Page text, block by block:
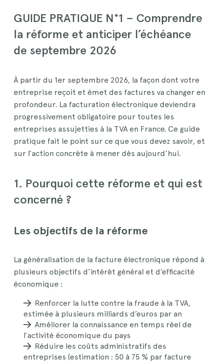
e
ê
l
e
f
r
GUIDE PRATIQUE N°1 – Comprendre
la réforme et anticiper l’échéance
de septembre 2026
À partir du 1er septembre 2026, la façon dont votre
entreprise reçoit et émet des factures va changer en
profondeur. La facturation électronique deviendra
progressivement obligatoire pour toutes les
entreprises assujetties à la TVA en France. Ce guide
pratique fait le point sur ce que vous devez savoir, et
sur l’action concrète à mener dès aujourd’hui.
1. Pourquoi cette réforme et qui est
concerné ?
Les objectifs de la réforme
La généralisation de la facture électronique répond à
plusieurs objectifs d’intérêt général et d’efficacité
économique :
Renforcer la lutte contre la fraude à la TVA,
estimée à plusieurs milliards d’euros par an
Améliorer la connaissance en temps réel de
l’activité économique du pays
Réduire les coûts administratifs des
entreprises (estimation : 50 à 75 % par facture